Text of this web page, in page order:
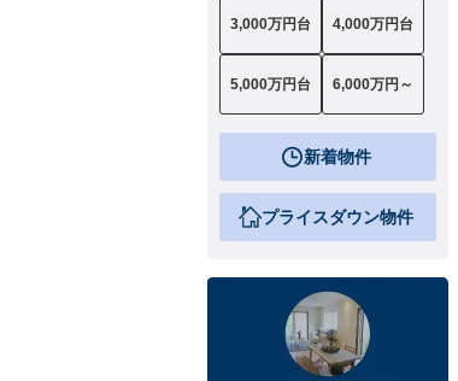
3,000万円台 4,000万円台
5,000万円台 6,000万円～
新着物件
プライスダウン物件